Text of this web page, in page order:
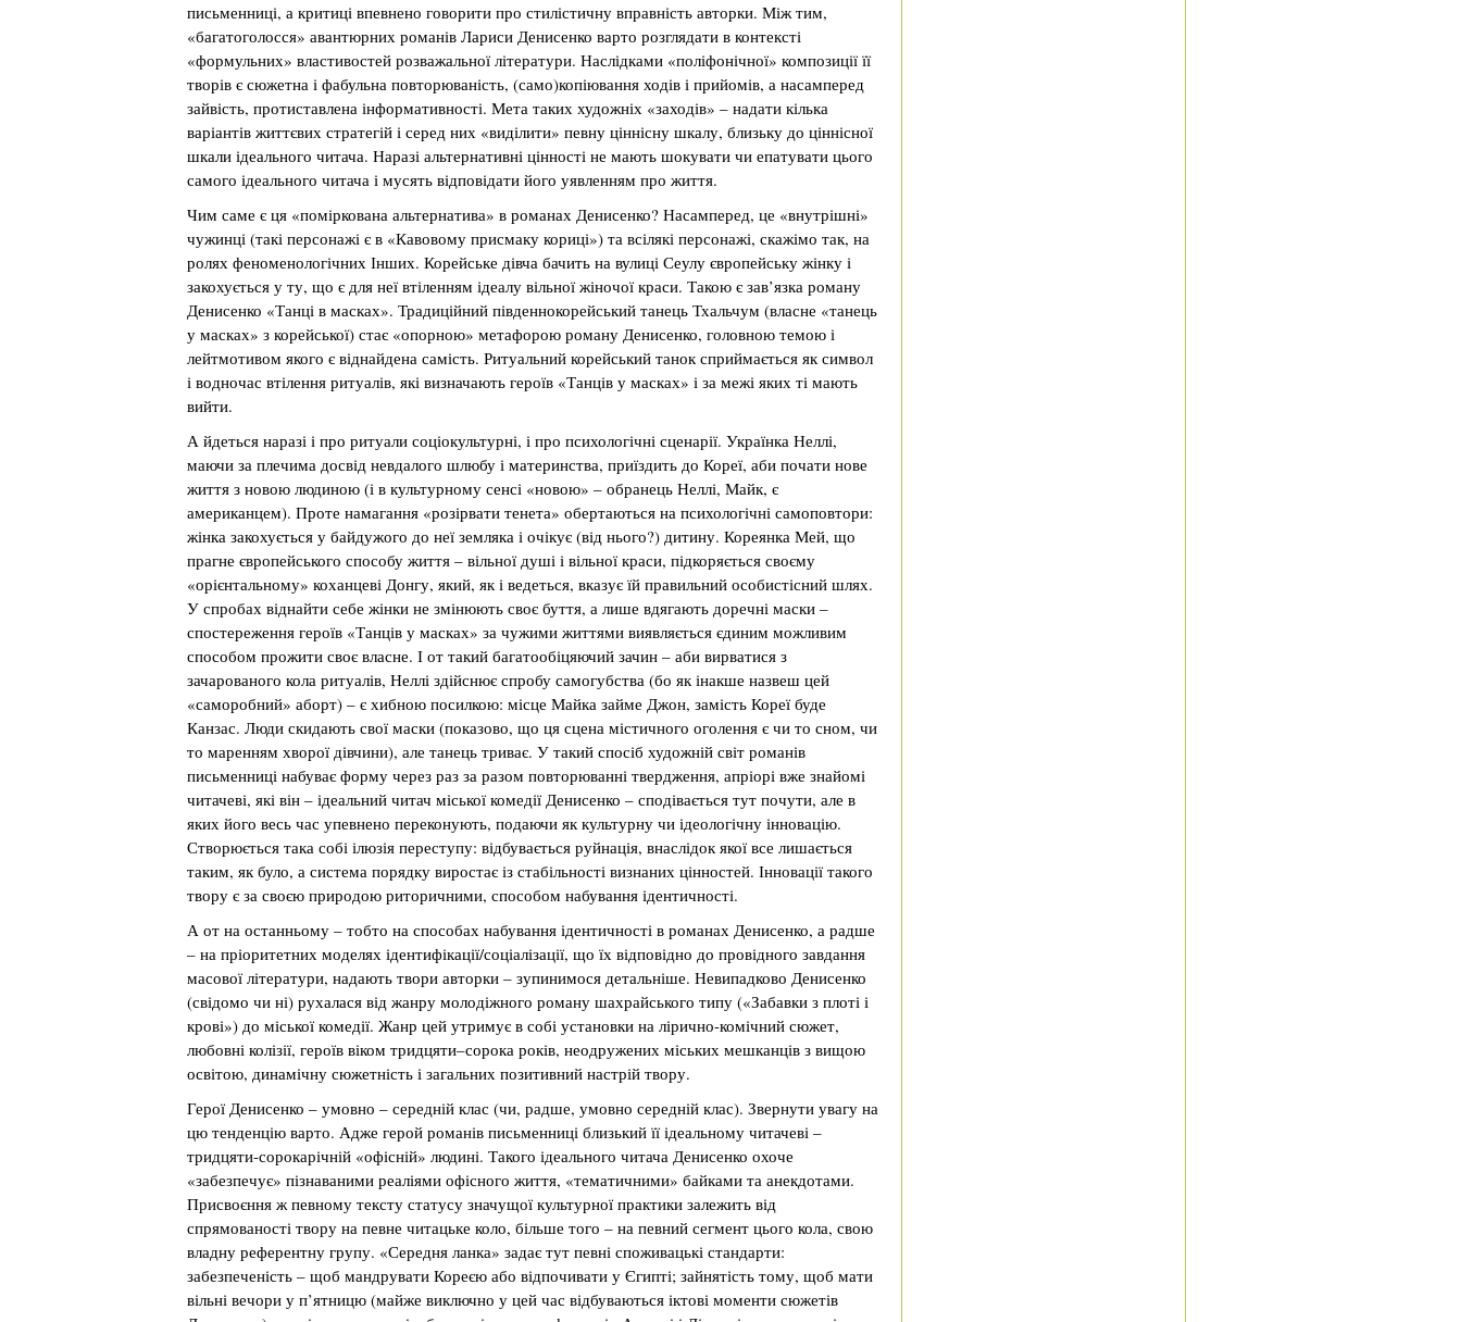
письменниці, а критиці впевнено говорити про стилістичну вправність авторки. Між тим,
«багатоголосся» авантюрних романів Лариси Денисенко варто розглядати в контексті
«формульних» властивостей розважальної літератури. Наслідками «поліфонічної» композиції її
творів є сюжетна і фабульна повторюваність, (само)копіювання ходів і прийомів, а насамперед
зайвість, протиставлена інформативності. Мета таких художніх «заходів» – надати кілька
варіантів життєвих стратегій і серед них «виділити» певну ціннісну шкалу, близьку до ціннісної
шкали ідеального читача. Наразі альтернативні цінності не мають шокувати чи епатувати цього
самого ідеального читача і мусять відповідати його уявленням про життя.
Чим саме є ця «поміркована альтернатива» в романах Денисенко? Насамперед, це «внутрішні»
чужинці (такі персонажі є в «Кавовому присмаку кориці») та всілякі персонажі, скажімо так, на
ролях феноменологічних Інших. Корейське дівча бачить на вулиці Сеулу європейську жінку і
закохується у ту, що є для неї втіленням ідеалу вільної жіночої краси. Такою є зав’язка роману
Денисенко «Танці в масках». Традиційний південнокорейський танець Тхальчум (власне «танець
у масках» з корейської) стає «опорною» метафорою роману Денисенко, головною темою і
лейтмотивом якого є віднайдена самість. Ритуальний корейський танок сприймається як символ
і водночас втілення ритуалів, які визначають героїв «Танців у масках» і за межі яких ті мають
вийти.
А йдеться наразі і про ритуали соціокультурні, і про психологічні сценарії. Українка Неллі,
маючи за плечима досвід невдалого шлюбу і материнства, приїздить до Кореї, аби почати нове
життя з новою людиною (і в культурному сенсі «новою» – обранець Неллі, Майк, є
американцем). Проте намагання «розірвати тенета» обертаються на психологічні самоповтори:
жінка закохується у байдужого до неї земляка і очікує (від нього?) дитину. Кореянка Мей, що
прагне європейського способу життя – вільної душі і вільної краси, підкоряється своєму
«орієнтальному» коханцеві Донгу, який, як і ведеться, вказує їй правильний особистісний шлях.
У спробах віднайти себе жінки не змінюють своє буття, а лише вдягають доречні маски –
спостереження героїв «Танців у масках» за чужими життями виявляється єдиним можливим
способом прожити своє власне. І от такий багатообіцяючий зачин – аби вирватися з
зачарованого кола ритуалів, Неллі здійснює спробу самогубства (бо як інакше назвеш цей
«саморобний» аборт) – є хибною посилкою: місце Майка займе Джон, замість Кореї буде
Канзас. Люди скидають свої маски (показово, що ця сцена містичного оголення є чи то сном, чи
то маренням хворої дівчини), але танець триває. У такий спосіб художній світ романів
письменниці набуває форму через раз за разом повторюванні твердження, апріорі вже знайомі
читачеві, які він – ідеальний читач міської комедії Денисенко – сподівається тут почути, але в
яких його весь час упевнено переконують, подаючи як культурну чи ідеологічну інновацію.
Створюється така собі ілюзія переступу: відбувається руйнація, внаслідок якої все лишається
таким, як було, а система порядку виростає із стабільності визнаних цінностей. Інновації такого
твору є за своєю природою риторичними, способом набування ідентичності.
А от на останньому – тобто на способах набування ідентичності в романах Денисенко, а радше
– на пріоритетних моделях ідентифікації/соціалізації, що їх відповідно до провідного завдання
масової літератури, надають твори авторки – зупинимося детальніше. Невипадково Денисенко
(свідомо чи ні) рухалася від жанру молодіжного роману шахрайського типу («Забавки з плоті і
крові») до міської комедії. Жанр цей утримує в собі установки на лірично-комічний сюжет,
любовні колізії, героїв віком тридцяти–сорока років, неодружених міських мешканців з вищою
освітою, динамічну сюжетність і загальних позитивний настрій твору.
Герої Денисенко – умовно – середній клас (чи, радше, умовно середній клас). Звернути увагу на
цю тенденцію варто. Адже герой романів письменниці близький її ідеальному читачеві –
тридцяти-сорокарічній «офісній» людині. Такого ідеального читача Денисенко охоче
«забезпечує» пізнаваними реаліями офісного життя, «тематичними» байками та анекдотами.
Присвоєння ж певному тексту статусу значущої культурної практики залежить від
спрямованості твору на певне читацьке коло, більше того – на певний сегмент цього кола, свою
владну референтну групу. «Середня ланка» задає тут певні споживацькі стандарти:
забезпеченість – щоб мандрувати Кореєю або відпочивати у Єгипті; зайнятість тому, щоб мати
вільні вечори у п’ятницю (майже виключно у цей час відбуваються іктові моменти сюжетів